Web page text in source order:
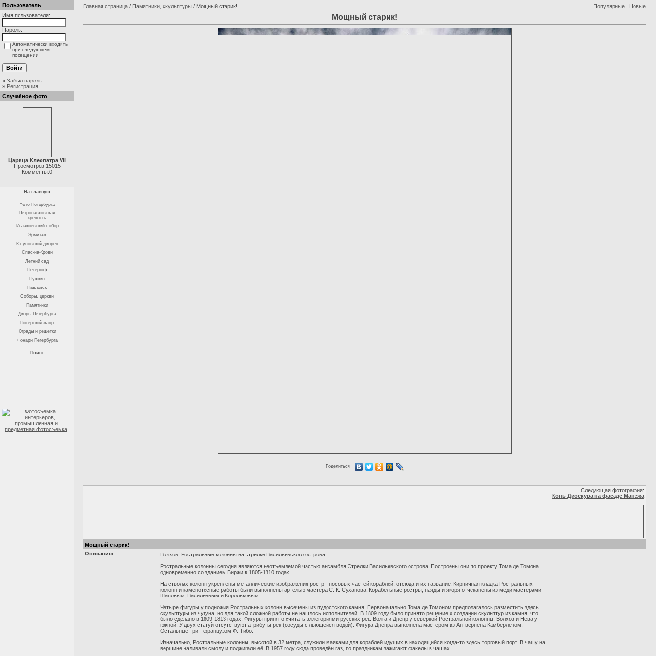
Пользователь
Имя пользователя:
Пароль:
Автоматически входить
при следующем
посещении
» Забыл пароль
» Регистрация
Случайное фото
Царица Клеопатра VII
Просмотров:15015
Комменты:0
На главную
Фото Петербурга
Петропавловская
крепость
Исаакиевский собор
Эрмитаж
Юсуповский дворец
Спас-на-Крови
Летний сад
Петергоф
Пушкин
Павловск
Соборы, церкви
Памятники
Дворы Петербурга
Питерский жанр
Ограды и решетки
Фонари Петербурга
Поиск
Главная страница / Памятники, скульптуры / Мощный старик! Популярные Новые
Мощный старик!
Поделиться
Следующая фотография:
Конь Диоскура на фасаде Манежа
Мощный старик!
Описание:
Волхов. Ростральные колонны на стрелке Васильевского острова.
Ростральные колонны сегодня являются неотъемлемой частью ансамбля Стрелки Васильевского острова. Построены они по проекту Тома де Томона
одновременно со зданием Биржи в 1805-1810 годах.
На стволах колонн укреплены металлические изображения ростр - носовых частей кораблей, отсюда и их название. Кирпичная кладка Ростральных
колонн и каменотёсные работы были выполнены артелью мастера С. К. Суханова. Корабельные ростры, наяды и якоря отчеканены из меди мастерами
Шаповым, Васильевым и Корольковым.
Четыре фигуры у подножия Ростральных колонн высечены из пудостского камня. Первоначально Тома де Томоном предполагалось разместить здесь
скульптуры из чугуна, но для такой сложной работы не нашлось исполнителей. В 1809 году было принято решение о создании скульптур из камня, что
было сделано в 1809-1813 годах. Фигуры принято считать аллегориями русских рек: Волга и Днепр у северной Ростральной колонны, Волхов и Нева у
южной. У двух статуй отсутствуют атрибуты рек (сосуды с льющейся водой). Фигура Днепра выполнена мастером из Антверпена Камберленом.
Остальные три - французом Ф. Тибо.
Изначально, Ростральные колонны, высотой в 32 метра, служили маяками для кораблей идущих в находящийся когда-то здесь торговый порт. В чашу на
вершине наливали смолу и поджигали её. В 1957 году сюда проведён газ, по праздникам зажигают факелы в чашах.